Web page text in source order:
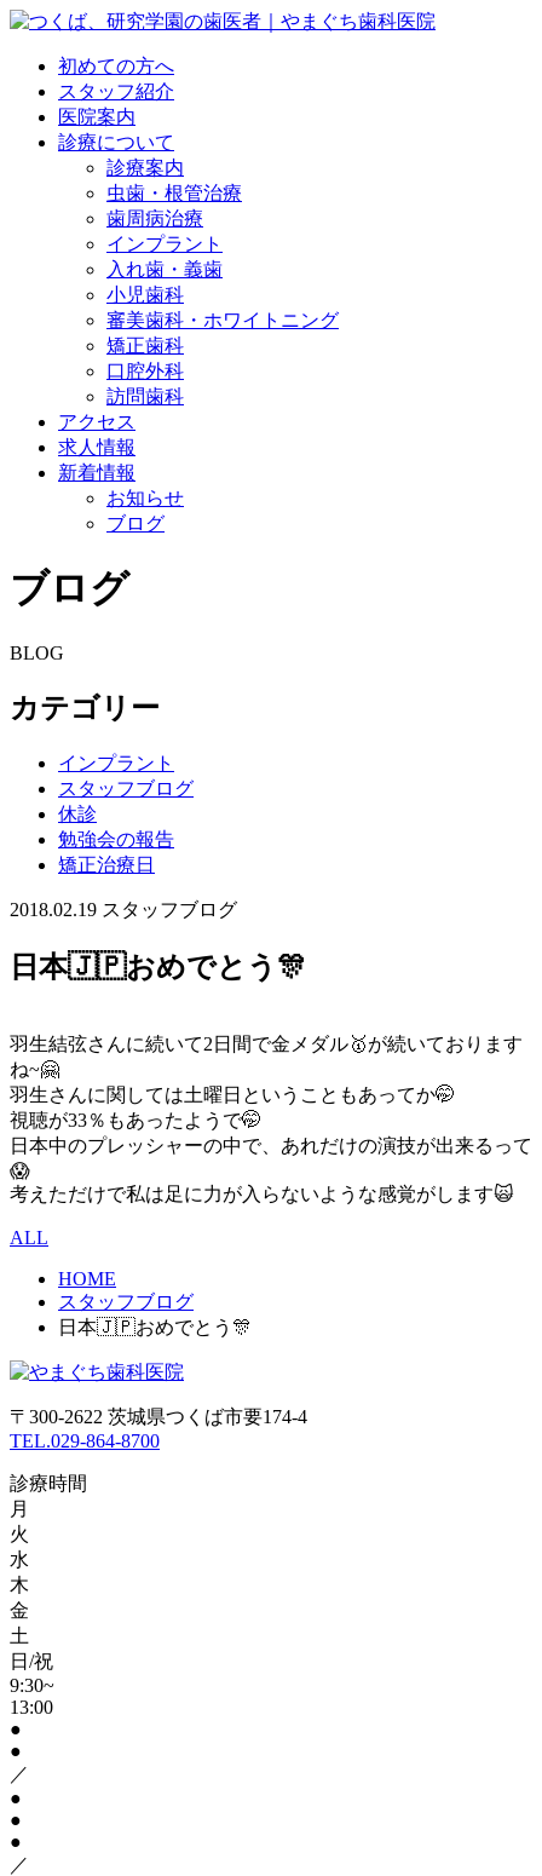
初めての方へ
スタッフ紹介
医院案内
診療について
診療案内
虫歯・根管治療
歯周病治療
インプラント
入れ歯・義歯
小児歯科
審美歯科・ホワイトニング
矯正歯科
口腔外科
訪問歯科
アクセス
求人情報
新着情報
お知らせ
ブログ
ブログ
BLOG
カテゴリー
インプラント
スタッフブログ
休診
勉強会の報告
矯正治療日
2018.02.19 スタッフブログ
日本🇯🇵おめでとう🎊
羽生結弦さんに続いて2日間で金メダル🥇が続いております
ね~🤗
羽生さんに関しては土曜日ということもあってか🤭
視聴が33％もあったようで🤭
日本中のプレッシャーの中で、あれだけの演技が出来るって
😱
考えただけで私は足に力が入らないような感覚がします🙀
ALL
HOME
スタッフブログ
日本🇯🇵おめでとう🎊
〒300-2622 茨城県つくば市要174-4
TEL.029-864-8700
診療時間
月
火
水
木
金
土
日/祝
9:30~
13:00
●
●
／
●
●
●
／